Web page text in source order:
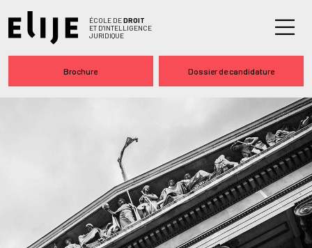
ÉCOLE DEDROIT
ET D'INTELLIGENCE
JURIDIQUE
Brochure Dossier de candidature